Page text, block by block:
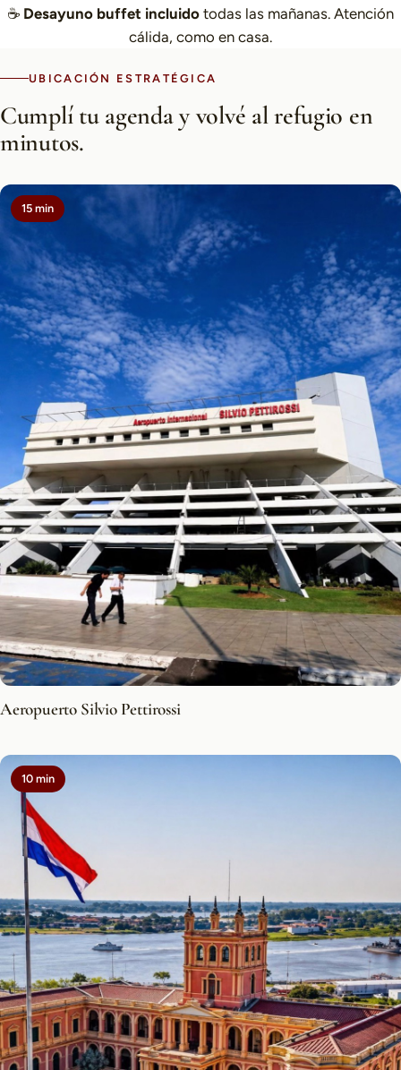
☕ Desayuno buffet incluido todas las mañanas. Atención
cálida, como en casa.
UBICACIÓN ESTRATÉGICA
Cumplí tu agenda y volvé al refugio en
minutos.
15 min
Aeropuerto Silvio Pettirossi
10 min